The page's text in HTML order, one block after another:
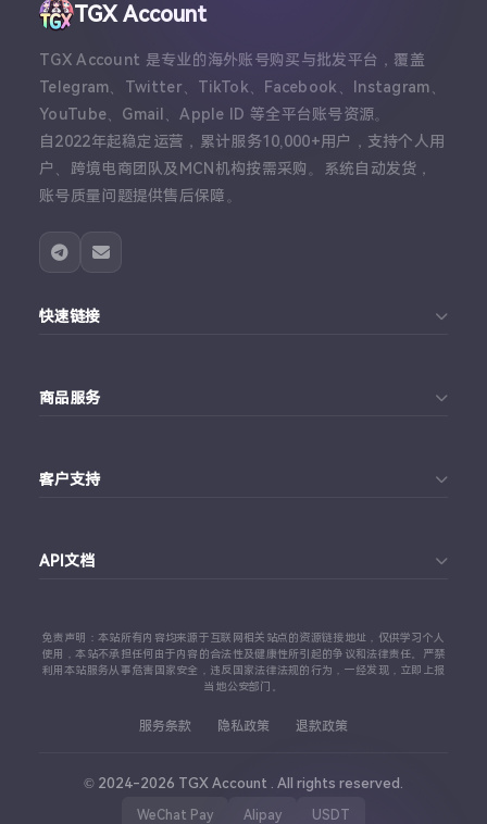
TGX Account
TGX Account 是专业的海外账号购买与批发平台，覆盖
Telegram、Twitter、TikTok、Facebook、Instagram、
YouTube、Gmail、Apple ID 等全平台账号资源。
自2022年起稳定运营，累计服务10,000+用户，支持个人用
户、跨境电商团队及MCN机构按需采购。系统自动发货，
账号质量问题提供售后保障。
快速链接
订单查询
商品服务
Facebook账号购买
TikTok账号购买
客户支持
API文档
API 接口文档
代理对接文档
免责声明：本站所有内容均来源于互联网相关站点的资源链接地址，仅供学习个人
使用，本站不承担任何由于内容的合法性及健康性所引起的争议和法律责任。严禁
利用本站服务从事危害国家安全，违反国家法律法规的行为，一经发现，立即上报
当地公安部门。
服务条款 隐私政策 退款政策
© 2024-2026 TGX Account . All rights reserved.
WeChat Pay Alipay USDT